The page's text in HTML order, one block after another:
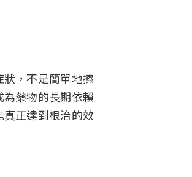
，不是簡單地擦
藥物的長期依賴
正達到根治的效